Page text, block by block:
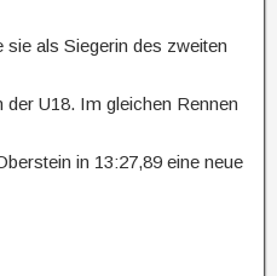
sie als Siegerin des zweiten
U18. Im gleichen Rennen
in 13:27,89 eine neue